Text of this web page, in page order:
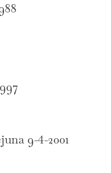
9-4-2001